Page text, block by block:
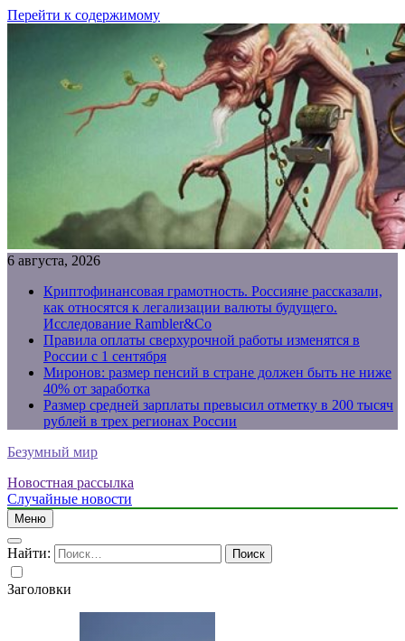
Перейти к содержимому
6 августа, 2026
Криптофинансовая грамотность. Россияне рассказали,
как относятся к легализации валюты будущего.
Исследование Rambler&Co
Правила оплаты сверхурочной работы изменятся в
России с 1 сентября
Миронов: размер пенсий в стране должен быть не ниже
40% от заработка
Размер средней зарплаты превысил отметку в 200 тысяч
рублей в трех регионах России
Безумный мир
Новостная рассылка
Случайные новости
Меню
Найти:
Заголовки